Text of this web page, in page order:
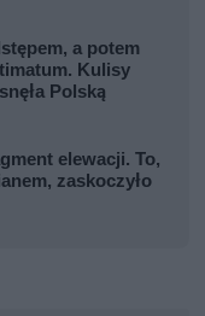
a potem
Kulisy
Polską
elewacji. To,
zaskoczyło